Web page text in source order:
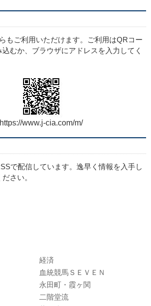
もご利用いただけます。ご利用はQRコー
込むか、ブラウザにアドレスを入力してく
https://www.j-cia.com/m/
で配信しています。逸早く情報を入手し
さい。
経済
血統競馬ＳＥＶＥＮ
永田町・霞ヶ関
二階堂流